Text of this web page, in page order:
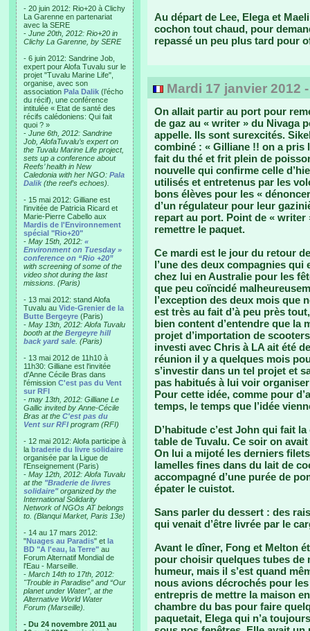
- 20 juin 2012: Rio+20 à Clichy
La Garenne en partenariat
avec la SERE
- June 20th, 2012: Rio+20 in
Clichy La Garenne, by SERE
- 6 juin 2012: Sandrine Job,
expert pour Alofa Tuvalu sur le
projet "Tuvalu Marine Life",
organise, avec son
association Pala Dalik (l’écho
du récif), une conférence
intitulée « Etat de santé des
récifs calédoniens: Qui fait
quoi ? »
- June 6th, 2012: Sandrine
Job, AlofaTuvalu’s expert on
the Tuvalu Marine Life project,
sets up a conference about
Reefs’ health in New
Caledonia with her NGO: Pala
Dalik (the reef’s echoes).
- 15 mai 2012: Gilliane est
l'invitée de Patricia Ricard et
Marie-Pierre Cabello aux
Mardis de l'Environnement
spécial "Rio+20"
- May 15th, 2012: «
Environment on Tuesday »
conference on “Rio +20”
with screening of some of the
video shot during the last
missions. (Paris)
- 13 mai 2012: stand Alofa
Tuvalu au Vide-Grenier de la
Butte Bergeyre (Paris)
- May 13th, 2012: Alofa Tuvalu
booth at the Bergeyre hill
back yard sale . (Paris)
- 13 mai 2012 de 11h10 à
11h30: Gilliane est l'invitée
d'Anne Cécile Bras dans
l'émission C'est pas du Vent
sur RFI
- may 13th, 2012: Gilliane Le
Gallic invited by Anne-Cécile
Bras at the C'est pas du
Vent sur RFI program (RFI)
- 12 mai 2012: Alofa participe à
la braderie du livre solidaire
organisée par la Ligue de
l'Enseignement (Paris)
- May 12th, 2012: Alofa Tuvalu
at the "Braderie de livres
solidaire"organized by the
International Solidarity
Network of NGOs AT belongs
to. (Blanqui Market, Paris 13e)
- 14 au 17 mars 2012:
"Nuages au Paradis" et la
BD "A l'eau, la Terre" au
Forum Alternatif Mondial de
l'Eau - Marseille.
- March 14th to 17th, 2012:
"Trouble in Paradise” and “Our
planet under Water”, at the
Alternative World Water
Forum (Marseille).
- Du 24 novembre 2011 au
Au départ de Lee, Elega et
cochon tout chaud, pour
repassé un peu plus tard pour
Mardi 17 janvier 2012
On allait partir au port pour
de gaz au « writer » du Nivaga
appelle. Ils sont surexcités.
combiné : « Gilliane !! on a pris
fait du thé et frit plein de
nouvelle qui confirme celle
utilisés et entretenus par les
bons élèves pour les «
d’un régulateur pour leur
repart au port. Point de «
remettre le paquet.
Ce mardi est le jour du retour
l’une des deux compagnies
chez lui en Australie pour les
que peu coïncidé
l’exception des deux mois que
est très au fait d’à peu près
bien content d’entendre que la
projet d’importation de
investi avec Chris à LA ait été
réunion il y a quelques mois
s’investir dans un tel projet et
pas habitués à lui voir
Pour cette idée, comme pour
temps, le temps que l’idée
D’habitude c’est John qui fait
table de Tuvalu. Ce soir on
On lui a mijoté les derniers
lamelles fines dans du lait de
accompagné d’une purée de
épater le cuistot.
Sans parler du dessert : des
qui venait d’être livrée par le
Avant le dîner, Fong et Melton
pour choisir quelques tubes de
humeur, mais il s’est quand
nous avions décrochés pour
entrepris de mettre la maison
chambre du bas pour faire
paquetait, Elega qui n’a